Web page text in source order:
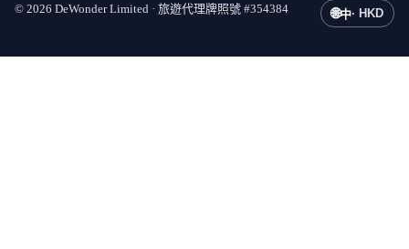
© 2026 DeWonder Limited · 旅遊代理牌照號 #354384 🌐中· HKD